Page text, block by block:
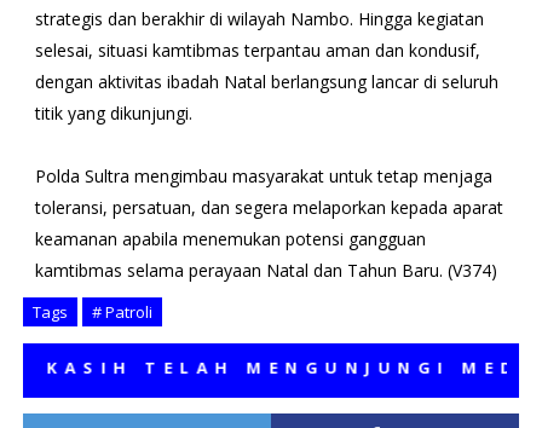
strategis dan berakhir di wilayah Nambo. Hingga kegiatan
selesai, situasi kamtibmas terpantau aman dan kondusif,
dengan aktivitas ibadah Natal berlangsung lancar di seluruh
titik yang dikunjungi.
Polda Sultra mengimbau masyarakat untuk tetap menjaga
toleransi, persatuan, dan segera melaporkan kepada aparat
keamanan apabila menemukan potensi gangguan
kamtibmas selama perayaan Natal dan Tahun Baru. (V374)
Tags # Patroli
TELAH MENGUNJUNGI MEDIA